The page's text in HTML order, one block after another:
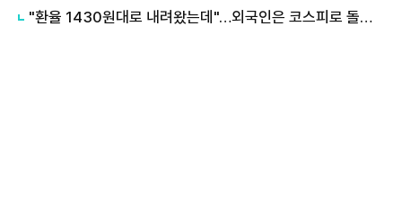
"환율 1430원대로 내려왔는데"…외국인은 코스피로 돌아올까